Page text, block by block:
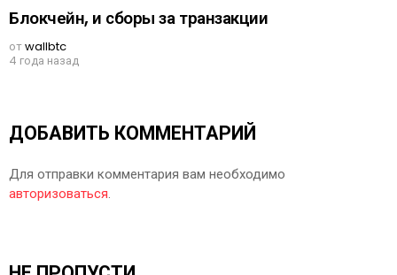
Блокчейн, и сборы за транзакции
отwallbtc
4 года назад
ДОБАВИТЬ КОММЕНТАРИЙ
Для отправки комментария вам необходимо
авторизоваться.